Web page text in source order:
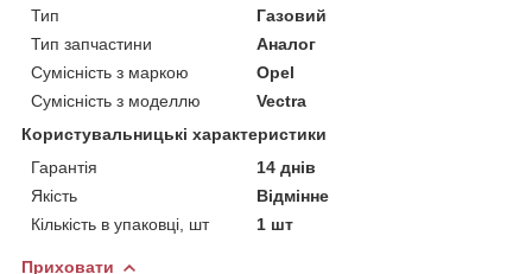
Тип
Газовий
Тип запчастини
Аналог
Сумісність з маркою
Opel
Сумісність з моделлю
Vectra
Користувальницькі характеристики
Гарантія
14 днів
Якість
Відмінне
Кількість в упаковці, шт
1 шт
Приховати